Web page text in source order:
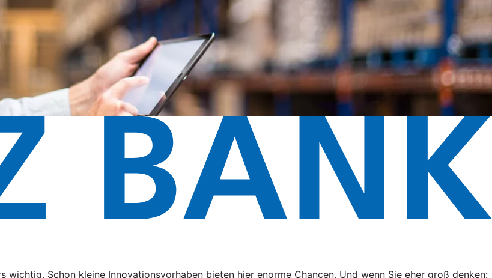
Schon kleine Innovationsvorhaben bieten hier enorme Chancen. Und wenn Sie eher groß denken: